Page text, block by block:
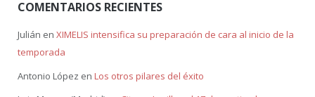
COMENTARIOS RECIENTES
Julián en XIMELIS intensifica su preparación de cara al inicio de la
temporada
Antonio López en Los otros pilares del éxito